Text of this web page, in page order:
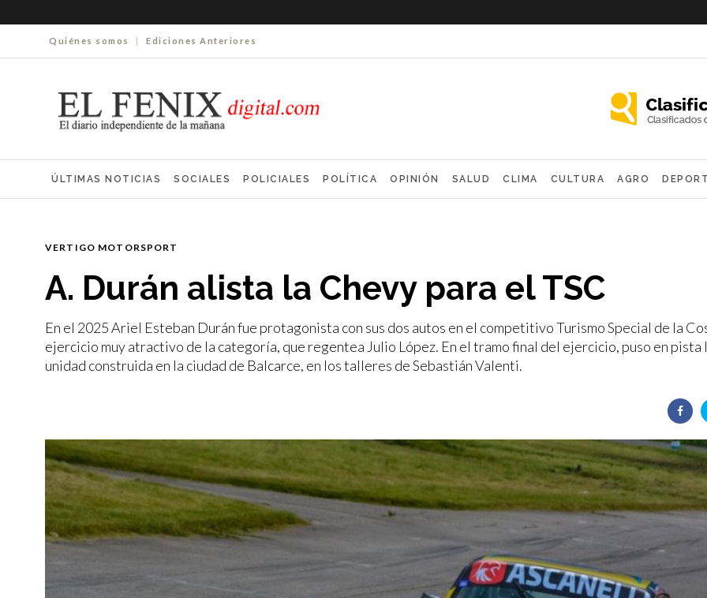
Quiénes somos | Ediciones Anteriores
ÚLTIMAS NOTICIAS SOCIALES POLICIALES POLÍTICA OPINIÓN SALUD CLIMA CULTURA AGRO
VERTIGO MOTORSPORT
A. Durán alista la Chevy para el TSC
En el 2025 Ariel Esteban Durán fue protagonista con sus dos autos en el competitivo Turismo Special de la
ejercicio muy atractivo de la categoría, que regentea Julio López. En el tramo final del ejercicio, puso en pista
unidad construida en la ciudad de Balcarce, en los talleres de Sebastián Valenti.